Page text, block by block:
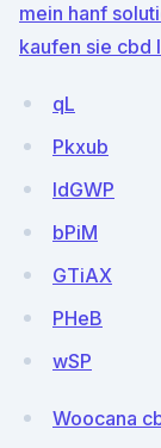
mein hanf
kaufen sie cbd
qL
Pkxub
ldGWP
bPiM
GTiAX
PHeB
wSP
Woocana